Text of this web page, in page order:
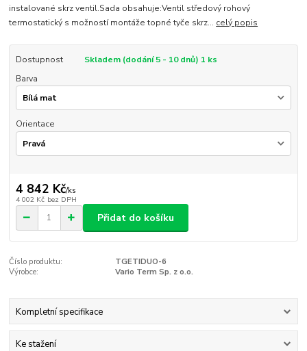
instalované skrz ventil.Sada obsahuje:Ventil středový rohový
termostatický s možností montáže topné tyče skrz... celý popis
Dostupnost
Skladem (dodání 5 - 10 dnů) 1 ks
Barva
Orientace
4 842 Kč/ks
4 002 Kč bez DPH
Přidat do košíku
Číslo produktu:
TGETIDUO-6
Výrobce:
Vario Term Sp. z o.o.
Kompletní specifikace
Ke stažení